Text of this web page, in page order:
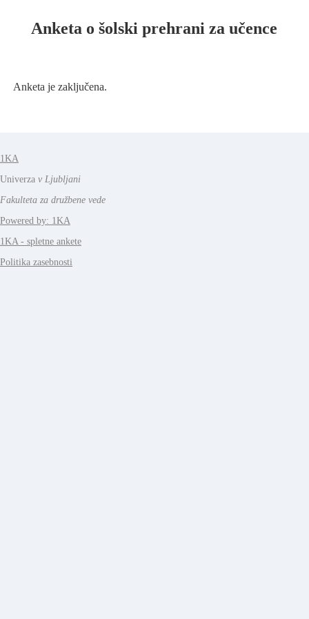
Anketa o šolski prehrani za učence
Anketa je zaključena.
1KA
Univerza v Ljubljani
Fakulteta za družbene vede
Powered by: 1KA
1KA - spletne ankete
Politika zasebnosti